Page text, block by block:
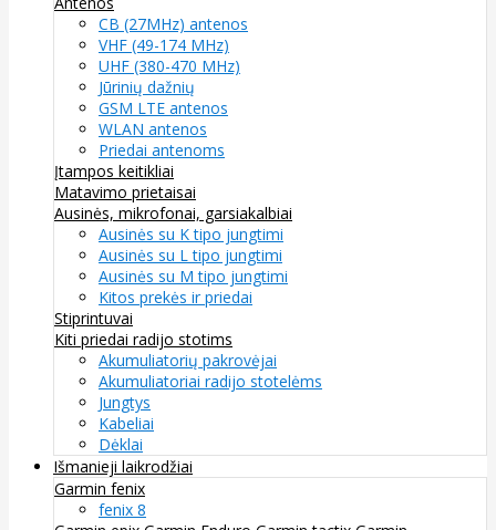
CB (27MHz) antenos
VHF (49-174 MHz)
UHF (380-470 MHz)
Jūrinių dažnių
GSM LTE antenos
WLAN antenos
Priedai antenoms
Įtampos keitikliai
Matavimo prietaisai
Ausinės, mikrofonai, garsiakalbiai
Ausinės su K tipo jungtimi
Ausinės su L tipo jungtimi
Ausinės su M tipo jungtimi
Kitos prekės ir priedai
Stiprintuvai
Kiti priedai radijo stotims
Akumuliatorių pakrovėjai
Akumuliatoriai radijo stotelėms
Jungtys
Kabeliai
Dėklai
Išmanieji laikrodžiai
Garmin fenix
fenix 8